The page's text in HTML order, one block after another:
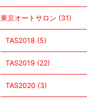
東京オートサロン (31)
TAS2018 (5)
TAS2019 (22)
TAS2020 (3)